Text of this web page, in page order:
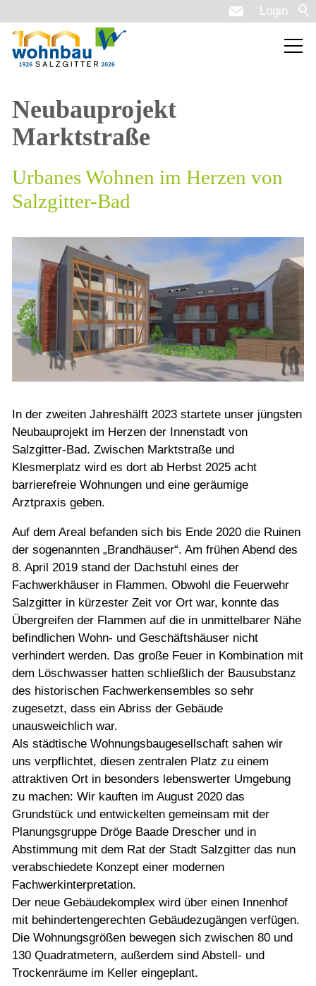
Login
Neubauprojekt
Marktstraße
Urbanes Wohnen im Herzen von
Salzgitter-Bad
In der zweiten Jahreshälft 2023 startete unser jüngsten
Neubauprojekt im Herzen der Innenstadt von
Salzgitter-Bad. Zwischen Marktstraße und
Klesmerplatz wird es dort ab Herbst 2025 acht
barrierefreie Wohnungen und eine geräumige
Arztpraxis geben.
Auf dem Areal befanden sich bis Ende 2020 die Ruinen
der sogenannten „Brandhäuser“. Am frühen Abend des
8. April 2019 stand der Dachstuhl eines der
Fachwerkhäuser in Flammen. Obwohl die Feuerwehr
Salzgitter in kürzester Zeit vor Ort war, konnte das
Übergreifen der Flammen auf die in unmittelbarer Nähe
befindlichen Wohn- und Geschäftshäuser nicht
verhindert werden. Das große Feuer in Kombination mit
dem Löschwasser hatten schließlich der Bausubstanz
des historischen Fachwerkensembles so sehr
zugesetzt, dass ein Abriss der Gebäude
unausweichlich war.
Als städtische Wohnungsbaugesellschaft sahen wir
uns verpflichtet, diesen zentralen Platz zu einem
attraktiven Ort in besonders lebenswerter Umgebung
zu machen: Wir kauften im August 2020 das
Grundstück und entwickelten gemeinsam mit der
Planungsgruppe Dröge Baade Drescher und in
Abstimmung mit dem Rat der Stadt Salzgitter das nun
verabschiedete Konzept einer modernen
Fachwerkinterpretation.
Der neue Gebäudekomplex wird über einen Innenhof
mit behindertengerechten Gebäudezugängen verfügen.
Die Wohnungsgrößen bewegen sich zwischen 80 und
130 Quadratmetern, außerdem sind Abstell- und
Trockenräume im Keller eingeplant.